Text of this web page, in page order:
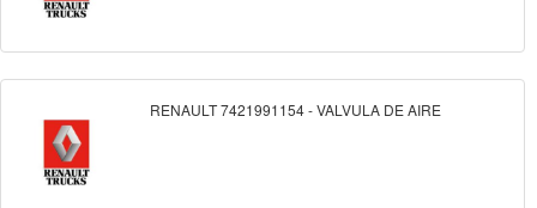
RENAULT 7421991154 - VALVULA DE AIRE